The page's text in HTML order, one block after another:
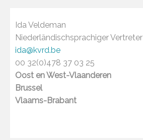
Ida Veldeman
Niederländischsprachiger Vertreter
ida@kvrd.be
00 32(0)478 37 03 25
Oost en West-Vlaanderen
Brussel
Vlaams-Brabant